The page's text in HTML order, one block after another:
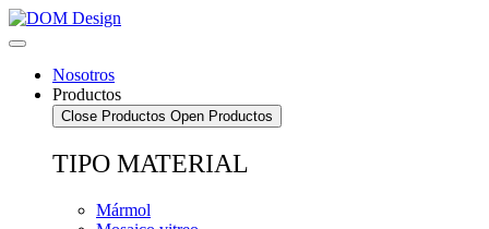
Saltar
al
Nosotros
Productos
Close Productos Open Productos
TIPO MATERIAL
Mármol